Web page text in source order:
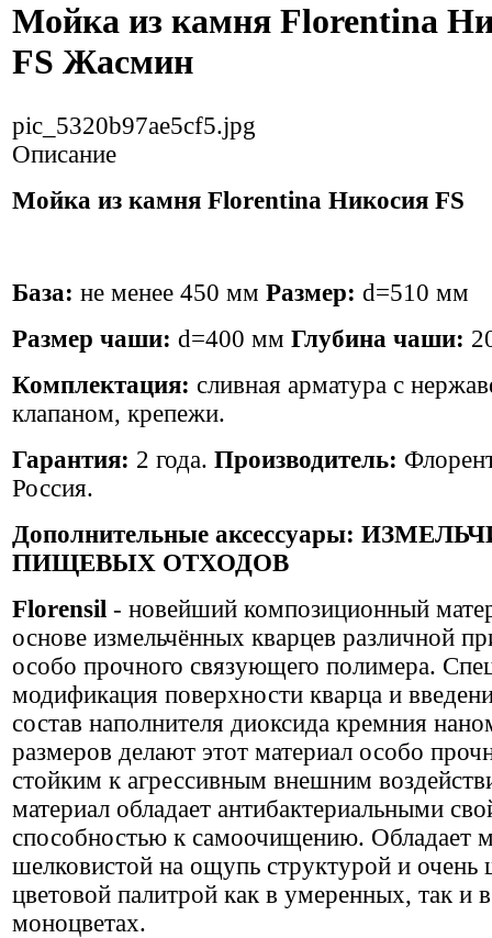
Мойка из камня Florentina
FS Жасмин
pic_5320b97ae5cf5.jpg
Описание
Мойка из камня Florentina Никосия FS
База: не менее 450 мм Размер: d=510 мм
Размер чаши: d=400 мм Глубина чаши:
Комплектация: сливная арматура с
клапаном, крепежи.
Гарантия: 2 года. Производитель:
Россия.
Дополнительные аксессуары:
ПИЩЕВЫХ ОТХОДОВ
Florensil - новейший композиционный
основе измельчённых кварцев различной
особо прочного связующего полимера.
модификация поверхности кварца и
состав наполнителя диоксида кремния
размеров делают этот материал особо
стойким к агрессивным внешним
материал обладает антибактериальными
способностью к самоочищению. Обладает
шелковистой на ощупь структурой и очень
цветовой палитрой как в умеренных, так и
моноцветах.